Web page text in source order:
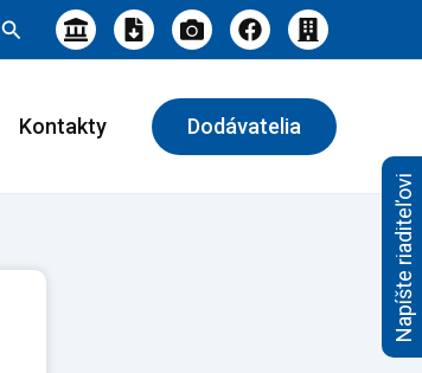
Hľadať
Kontakty Dodávatelia
Napíšte riaditeľovi